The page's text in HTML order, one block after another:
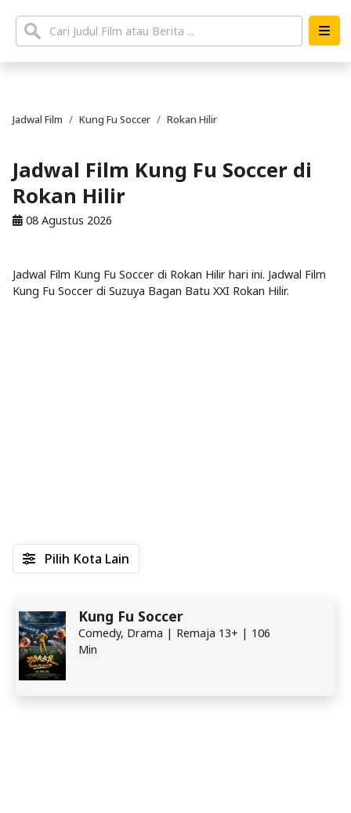
Jadwal Film Kung Fu Soccer Rokan Hilir
Jadwal Film Kung Fu Soccer di
Rokan Hilir
08 Agustus 2026
Jadwal Film Kung Fu Soccer di Rokan Hilir hari ini. Jadwal Film
Kung Fu Soccer di Suzuya Bagan Batu XXI Rokan Hilir.
Kung Fu Soccer
Comedy, Drama | Remaja 13+ | 106
Min
Pilih Kota Lain